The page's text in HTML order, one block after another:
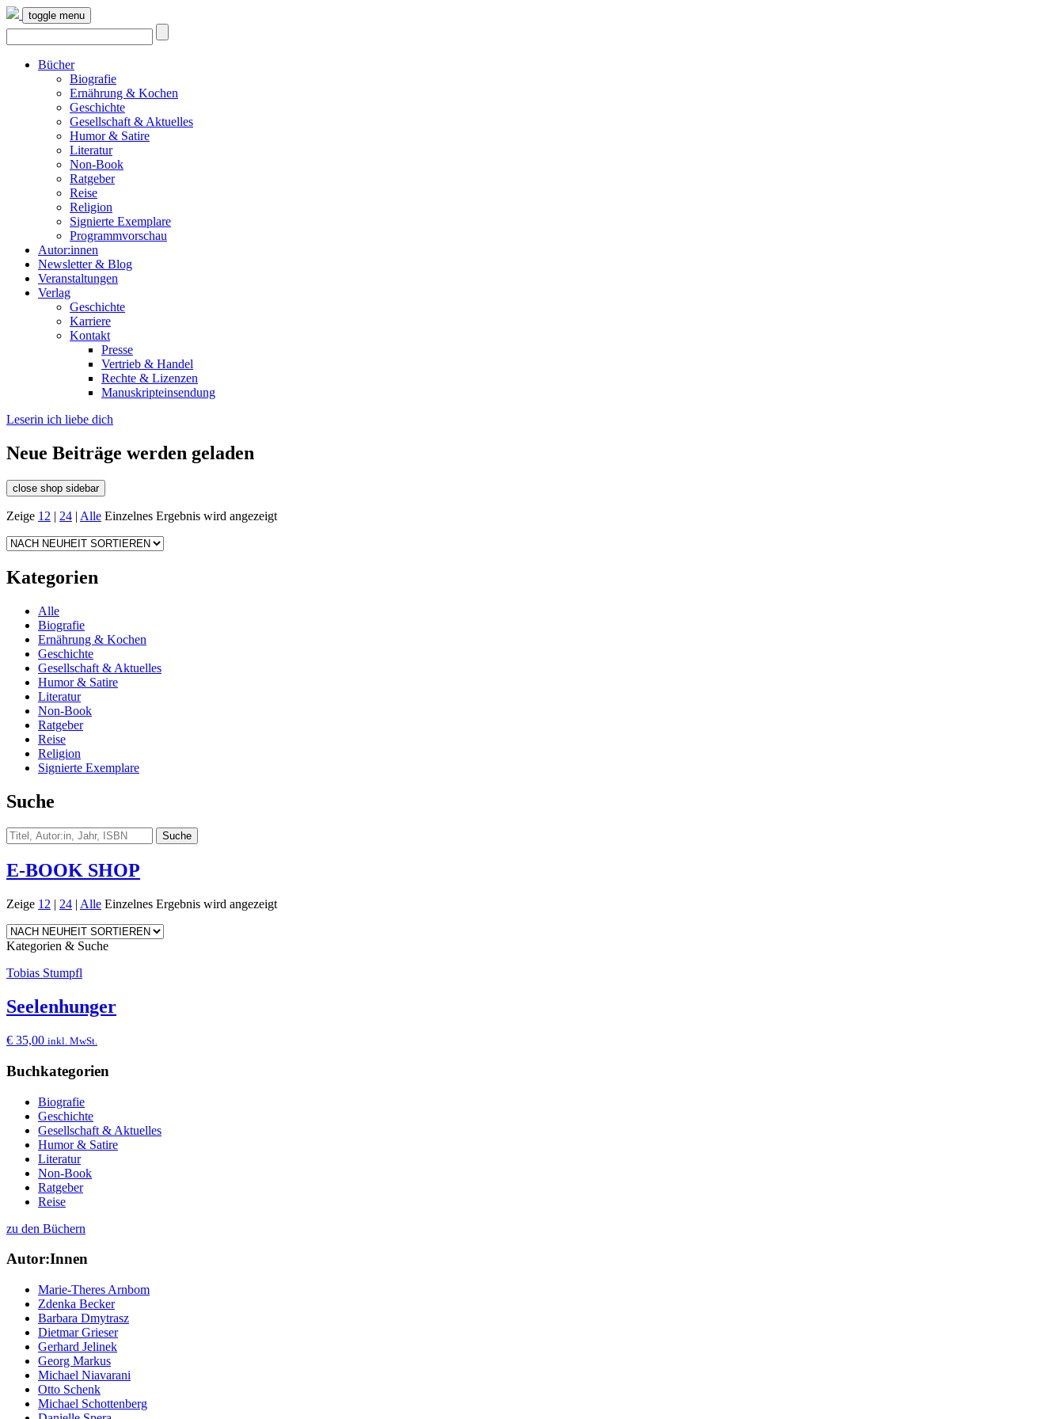
toggle menu
Bücher
Biografie
Ernährung & Kochen
Geschichte
Gesellschaft & Aktuelles
Humor & Satire
Literatur
Non-Book
Ratgeber
Reise
Religion
Signierte Exemplare
Programmvorschau
Autor:innen
Newsletter & Blog
Veranstaltungen
Verlag
Geschichte
Karriere
Kontakt
Presse
Vertrieb & Handel
Rechte & Lizenzen
Manuskripteinsendung
Leserin ich liebe dich
Neue Beiträge werden geladen
close shop sidebar
Zeige 12 | 24 | Alle Einzelnes Ergebnis wird angezeigt
Kategorien
Alle
Biografie
Ernährung & Kochen
Geschichte
Gesellschaft & Aktuelles
Humor & Satire
Literatur
Non-Book
Ratgeber
Reise
Religion
Signierte Exemplare
Suche
E-BOOK SHOP
Zeige 12 | 24 | Alle Einzelnes Ergebnis wird angezeigt
Kategorien & Suche
Tobias Stumpfl
Seelenhunger
€ 35,00 inkl. MwSt.
Buchkategorien
Biografie
Geschichte
Gesellschaft & Aktuelles
Humor & Satire
Literatur
Non-Book
Ratgeber
Reise
zu den Büchern
Autor:Innen
Marie-Theres Arnbom
Zdenka Becker
Barbara Dmytrasz
Dietmar Grieser
Gerhard Jelinek
Georg Markus
Michael Niavarani
Otto Schenk
Michael Schottenberg